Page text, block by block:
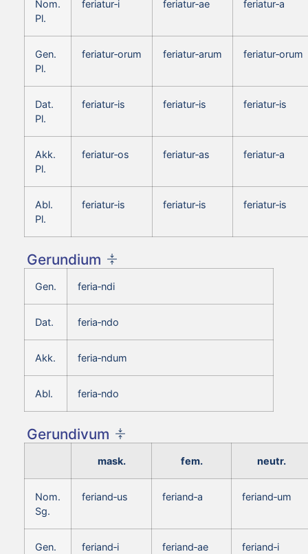
Nom.
Pl.
feriatur‑i feriatur‑ae feriatur‑a
Gen.
Pl.
feriatur‑orum feriatur‑arum feriatur‑orum
Dat.
Pl.
feriatur‑is feriatur‑is feriatur‑is
Akk.
Pl.
feriatur‑os feriatur‑as feriatur‑a
Abl.
Pl.
feriatur‑is feriatur‑is feriatur‑is
Gerundium
Gen. feria‑ndi
Dat. feria‑ndo
Akk. feria‑ndum
Abl. feria‑ndo
Gerundivum
mask. fem. neutr.
Nom.
Sg.
feriand‑us feriand‑a feriand‑um
Gen.
feriand‑i feriand‑ae feriand‑i